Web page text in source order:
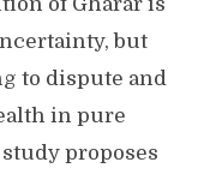
but
to dispute and
in pure
proposes